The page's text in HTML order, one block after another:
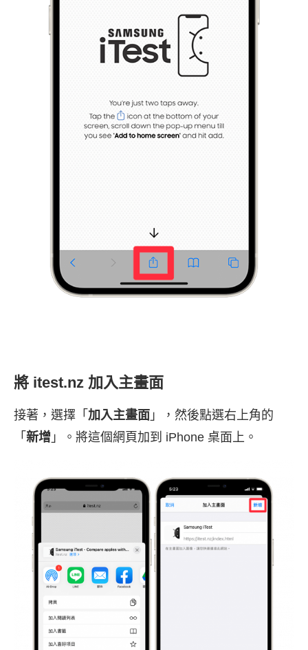
將 itest.nz 加入主畫面
接著，選擇「 加入主畫面 」，然後點選右上角的
「 新增 」。將這個網頁加到 iPhone 桌面上。